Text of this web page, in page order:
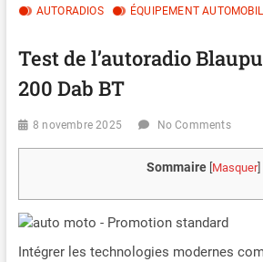
AUTORADIOS ÉQUIPEMENT
Test de l’autoradio
200 Dab BT
8 novembre 2025 No Comments
Sommaire Masquer]
Intégrer les technologies modernes